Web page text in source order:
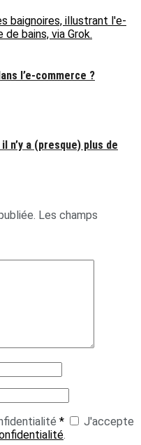
l’e-commerce ?
n’y a (presque) plus de
Les champs
*
J'accepte
.